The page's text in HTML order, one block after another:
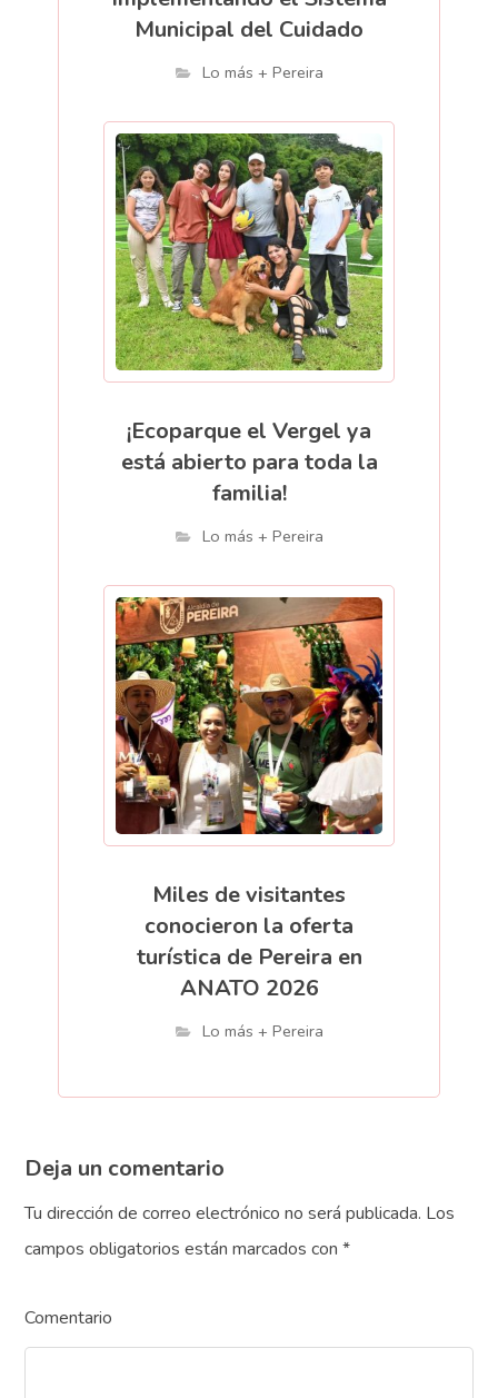
Municipal del Cuidado
Lo más + Pereira
¡Ecoparque el Vergel ya
está abierto para toda la
familia!
Lo más + Pereira
Miles de visitantes
conocieron la oferta
turística de Pereira en
ANATO 2026
Lo más + Pereira
Deja un comentario
Tu dirección de correo electrónico no será publicada. Los
campos obligatorios están marcados con*
Comentario